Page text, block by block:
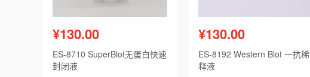
¥130.00
ES-8710 SuperBlot无蛋白快速
封闭液
¥130.00
ES-8192 Western Blot 一抗稀
释液